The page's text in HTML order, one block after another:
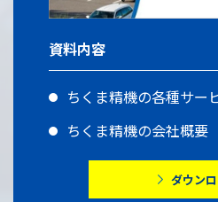
資料内容
ちくま精機の各種サー
ちくま精機の会社概要
ダウン